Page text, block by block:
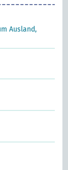
Ausland,